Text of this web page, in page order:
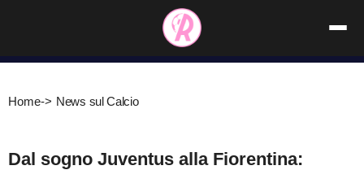
contenuto
Home-> News sul Calcio
Dal sogno Juventus alla Fiorentina: